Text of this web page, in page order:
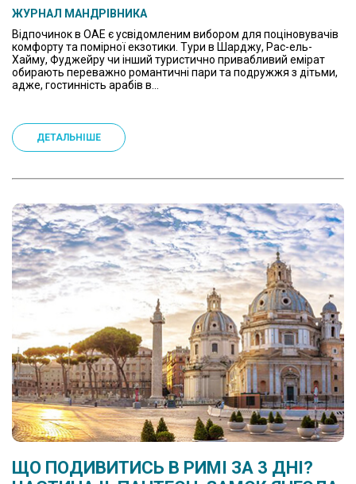
ЖУРНАЛ МАНДРІВНИКА
Відпочинок в ОАЕ є усвідомленим вибором для поціновувачів
комфорту та помірної екзотики. Тури в Шарджу, Рас-ель-
Хайму, Фуджейру чи інший туристично привабливий емірат
обирають переважно романтичні пари та подружжя з дітьми,
адже, гостинність арабів в...
ДЕТАЛЬНІШЕ
ЩО ПОДИВИТИСЬ В РИМІ ЗА 3 ДНІ?